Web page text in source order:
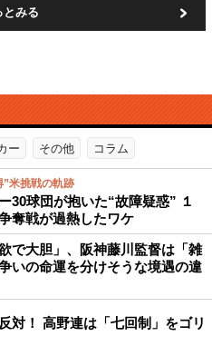
とみる
ー その他 コラム
”米挑戦の軌跡
30球団が抱いた“故障疑惑” １
奪戦が過熱したワケ
で大胆」、阪神藤川監督は「雑
いの命運を分けそうな境遇の違
対！ 高野連は「七回制」をゴリ